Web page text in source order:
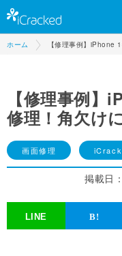
ホーム 【修理事例】iPhone
【修理事例
修理！角欠け
画面修理
掲載日：